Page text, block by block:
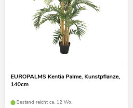
EUROPALMS Kentia Palme, Kunstpflanze,
140cm
Bestand reicht ca. 12 Wo.